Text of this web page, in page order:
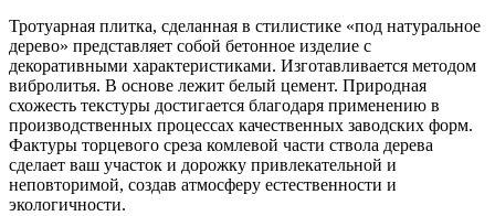
Тротуарная плитка, сделанная в стилистике «под натуральное
дерево» представляет собой бетонное изделие с
декоративными характеристиками. Изготавливается методом
вибролитья. В основе лежит белый цемент. Природная
схожесть текстуры достигается благодаря применению в
производственных процессах качественных заводских форм.
Фактуры торцевого среза комлевой части ствола дерева
сделает ваш участок и дорожку привлекательной и
неповторимой, создав атмосферу естественности и
экологичности.